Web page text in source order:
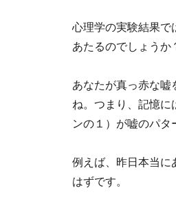
心理学の実験結果で
あたるのでしょうか
あなたが真っ赤な嘘
ね。つまり、記憶に
ンの１）が嘘のパタ
例えば、昨日本当に
はずです。